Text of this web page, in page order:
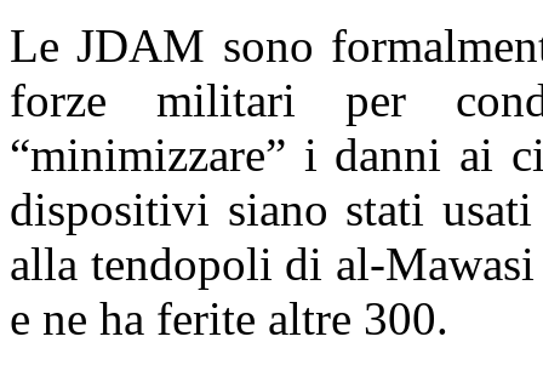
Le JDAM sono
forze militari per
“minimizzare” i danni ai
dispositivi siano stati usati
alla tendopoli di al-Mawasi
e ne ha ferite altre 300.